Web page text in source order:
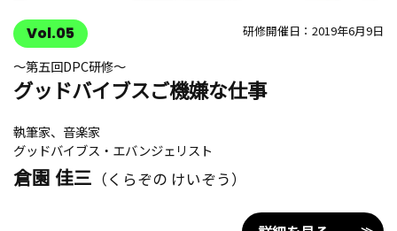
研修開催日：2019年6月9日
Vol.05
〜第五回DPC研修〜
グッドバイブスご機嫌な仕事
執筆家、音楽家
グッドバイブス・エバンジェリスト
倉園 佳三 （くらぞの けいぞう）